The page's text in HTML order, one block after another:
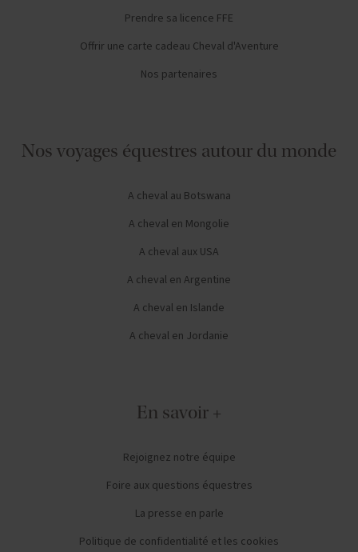
Prendre sa licence FFE
Offrir une carte cadeau Cheval d'Aventure
Nos partenaires
Nos voyages équestres autour du monde
A cheval au Botswana
A cheval en Mongolie
A cheval aux USA
A cheval en Argentine
A cheval en Islande
A cheval en Jordanie
En savoir +
Rejoignez notre équipe
Foire aux questions équestres
La presse en parle
Politique de confidentialité et les cookies